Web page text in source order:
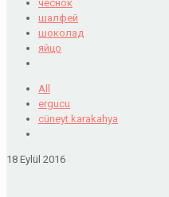
чеснок
шалфей
шоколад
яйцо
All
ergucu
cüneyt karakahya
18 Eylül 2016